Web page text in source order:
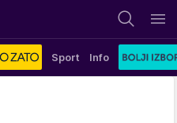
Sport Info